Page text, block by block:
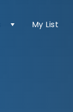
My List